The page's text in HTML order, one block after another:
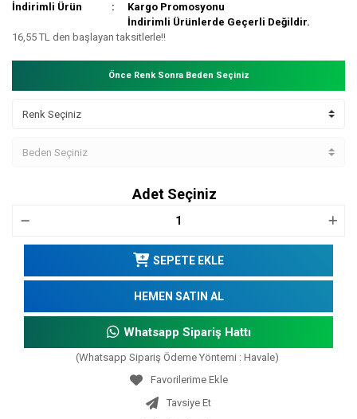
İndirimli Ürün
Kargo Promosyonu
İndirimli Ürünlerde Geçerli Değildir.
16,55 TL den başlayan taksitlerle!!
Önce Renk Sonra Beden Seçiniz
Adet Seçiniz
SEPETE EKLE
HEMEN SATIN AL
Whatsapp Sipariş Hattı
(Whatsapp Sipariş Ödeme Yöntemi : Havale)
Tavsiye Et